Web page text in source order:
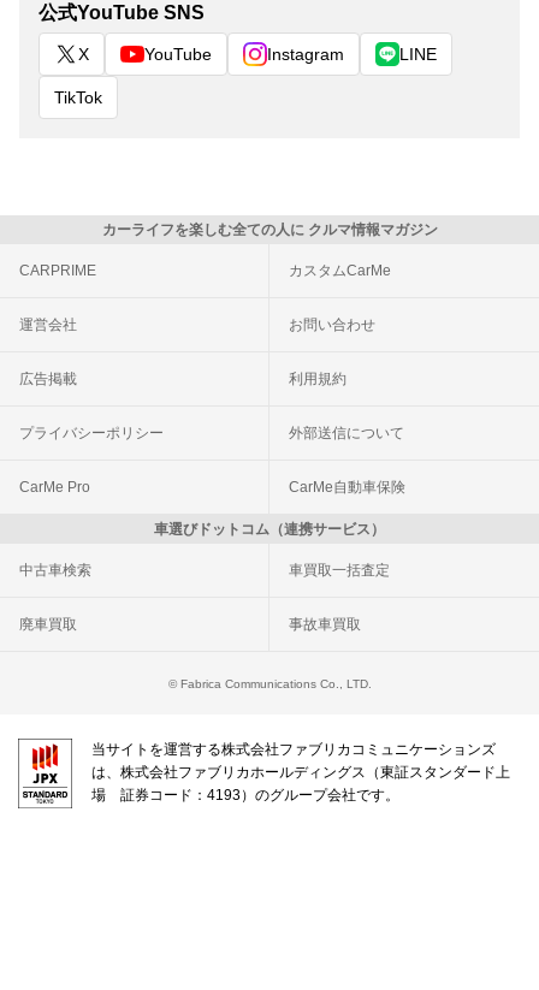
公式YouTube SNS
X YouTube Instagram LINE
TikTok
カーライフを楽しむ全ての人に クルマ情報マガジン
CARPRIME カスタムCarMe
運営会社 お問い合わせ
広告掲載 利用規約
プライバシーポリシー 外部送信について
CarMe Pro CarMe自動車保険
車選びドットコム（連携サービス）
中古車検索 車買取一括査定
廃車買取 事故車買取
© Fabrica Communications Co., LTD.
当サイトを運営する株式会社ファブリカコミュニケーションズ
は、株式会社ファブリカホールディングス（東証スタンダード上
場 証券コード：4193）のグループ会社です。